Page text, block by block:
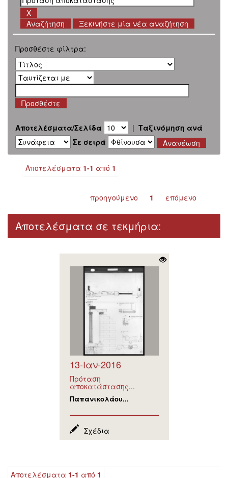
Ξεκινήστε μία νέα αναζήτηση
Προσθέστε φίλτρα:
Αποτελέσματα/Σελίδα | Ταξινόμηση ανά
Σε σειρά
Αποτελέσματα 1-1 από 1
προηγούμενο 1 επόμενο
Αποτελέσματα σε τεκμήρια:
13-Ιαν-2016
Πρόταση
αποκατάστασης...
Παπανικολάου...
Σχέδια
Αποτελέσματα 1-1 από 1